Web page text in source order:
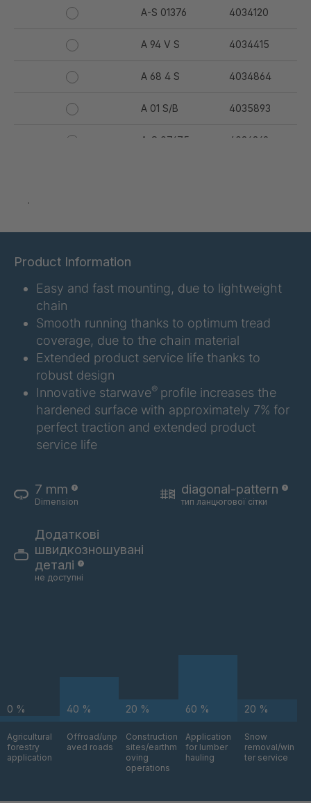
A-S 01376 4034120
A 94 V S 4034415
A 68 4 S 4034864
A 01 S/B 4035893
A-S 07675 4036369
A-S 07798 4036394
A-S/B 10803
A-S 14731 4038224
A-S 16967 4038823
A 96 5 S 4041888
A 105 5 S 4041890
A 88 S
A 129 7 S 4049179
A-S 62528 4049906
.
Product Information
Easy and fast mounting, due to lightweight
chain
Smooth running thanks to optimum tread
coverage, due to the chain material
Extended product service life thanks to
robust design
Innovative starwave® profile increases the
hardened surface with approximately 7% for
perfect traction and extended product
service life
7 mm
Dimension
diagonal-pattern
тип ланцюгової сітки
Додаткові
швидкозношувані
деталі
не доступні
0 %
Agricultural
forestry
application
40 %
Offroad/unp
aved roads
20 %
Construction
sites/earthm
oving
operations
60 %
Application
for lumber
hauling
20 %
Snow
removal/win
ter service